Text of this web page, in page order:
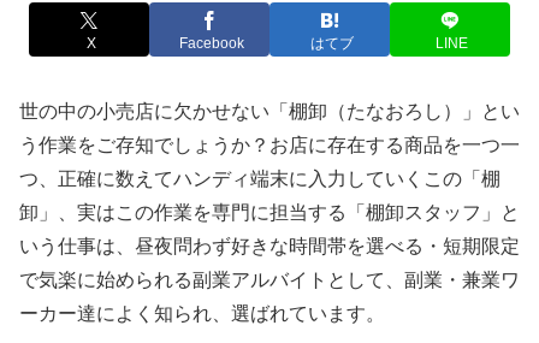
X Facebook はてブ LINE
世の中の小売店に欠かせない「棚卸（たなおろし）」とい
う作業をご存知でしょうか？お店に存在する商品を一つ一
つ、正確に数えてハンディ端末に入力していくこの「棚
卸」、実はこの作業を専門に担当する「棚卸スタッフ」と
いう仕事は、昼夜問わず好きな時間帯を選べる・短期限定
で気楽に始められる副業アルバイトとして、副業・兼業ワ
ーカー達によく知られ、選ばれています。